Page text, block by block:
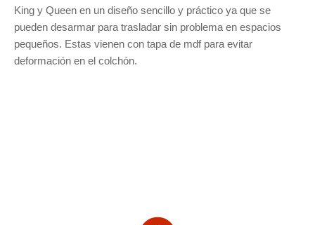
King y Queen en un diseño sencillo y práctico ya que se
pueden desarmar para trasladar sin problema en espacios
pequeños. Estas vienen con tapa de mdf para evitar
deformación en el colchón.